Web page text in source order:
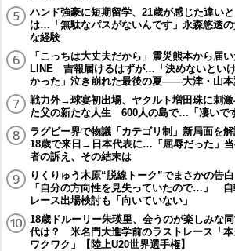
ハンド強豪に短期留学、21歳が感じた違いと
は…「無駄なパスがないんです」永森悠透の
な経験
「こっちは大丈夫だから」震災熊本から届い
LINE 吉報届けるはずが…「決めないとい
かった」泣き崩れた最後の夏――大津・山本
戦力外→球宴初出場、ヤクルト増田珠に刺激
た父の新たな人生 600人の島で…「凄いで
ラグビー界で物議「カテゴリ制」新局面を
18歳で来日→日本代表に…「屈辱だった」
者の訴え、その結末は
りくりゅう木原“脱線トーク”でまさかの告白
「自分の方向性を見失っていたので…」 自
レース出場検討も「向いていない」
18歳ドルーリー朱瑛里、会うのが楽しみな
代は？ 米名門大進学前のラストレース「本
ワクワク」【陸上U20世界選手権】